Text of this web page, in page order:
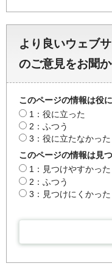
より良いウェブ
のご意見をお聞
このページの情報は役
1：役に立った
2：ふつう
3：役に立たなかった
このページの情報は見
1：見つけやすかった
2：ふつう
3：見つけにくかった